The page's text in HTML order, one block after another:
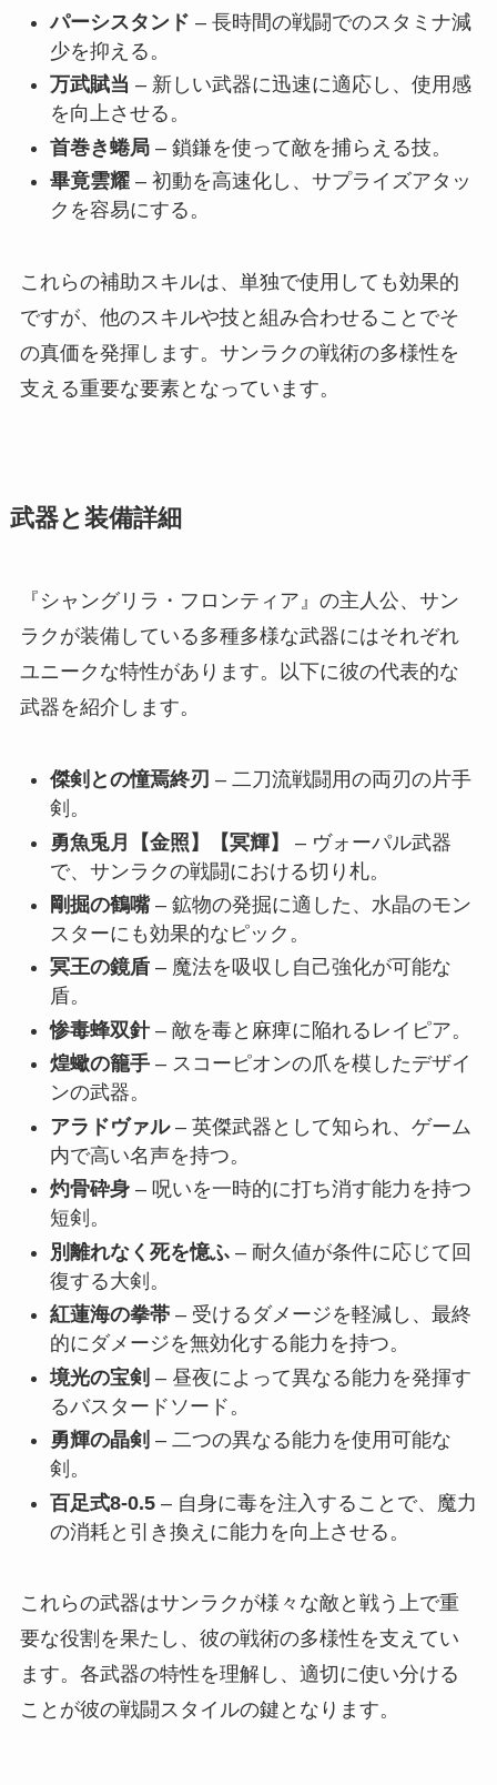
パーシスタンド – 長時間の戦闘でのスタミナ減
少を抑える。
万武賦当 – 新しい武器に迅速に適応し、使用感
を向上させる。
首巻き蜷局– 鎖鎌を使って敵を捕らえる技。
畢竟雲耀– 初動を高速化し、サプライズアタッ
クを容易にする。
これらの補助スキルは、単独で使用しても効果的
ですが、他のスキルや技と組み合わせることでそ
の真価を発揮します。サンラクの戦術の多様性を
支える重要な要素となっています。
武器と装備詳細
『シャングリラ・フロンティア』の主人公、サン
ラクが装備している多種多様な武器にはそれぞれ
ユニークな特性があります。以下に彼の代表的な
武器を紹介します。
傑剣との憧焉終刃 – 二刀流戦闘用の両刃の片手
剣。
勇魚兎月【金照】【冥輝】
– ヴォーパル武器
で、サンラクの戦闘における切り札。
剛掘の鶴嘴– 鉱物の発掘に適した、水晶のモン
スターにも効果的なピック。
冥王の鏡盾– 魔法を吸収し自己強化が可能な
盾。
惨毒蜂双針– 敵を毒と麻痺に陥れるレイピア。
煌蠍の籠手– スコーピオンの爪を模したデザイ
ンの武器。
アラドヴァル– 英傑武器として知られ、ゲーム
内で高い名声を持つ。
灼骨砕身– 呪いを一時的に打ち消す能力を持つ
短剣。
別離れなく死を憶ふ– 耐久値が条件に応じて回
復する大剣。
紅蓮海の拳帯– 受けるダメージを軽減し、最終
的にダメージを無効化する能力を持つ。
境光の宝剣 – 昼夜によって異なる能力を発揮す
るバスタードソード。
勇輝の晶剣 – 二つの異なる能力を使用可能な
剣。
百足式8-0.5– 自身に毒を注入することで、魔力
の消耗と引き換えに能力を向上させる。
これらの武器はサンラクが様々な敵と戦う上で重
要な役割を果たし、彼の戦術の多様性を支えてい
ます。各武器の特性を理解し、適切に使い分ける
ことが彼の戦闘スタイルの鍵となります。